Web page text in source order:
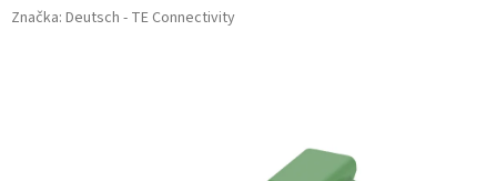
Značka: Deutsch - TE Connectivity